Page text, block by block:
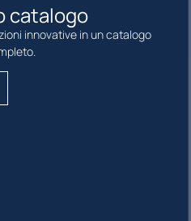
catalogo
innovative in un catalogo